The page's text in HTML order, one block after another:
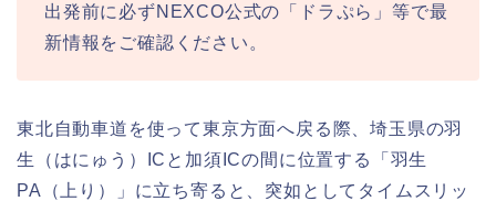
出発前に必ずNEXCO公式の「ドラぷら」等で最
新情報をご確認ください。
東北自動車道を使って東京方面へ戻る際、埼玉県の羽
生（はにゅう）ICと加須ICの間に位置する「羽生
PA（上り）」に立ち寄ると、突如としてタイムスリッ